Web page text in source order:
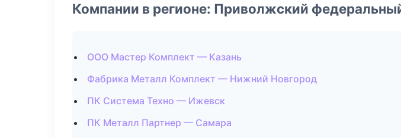
Компании в регионе: Приволжский
ООО Мастер Комплект — Казань
Фабрика Металл Комплект — Нижний Новгород
ПК Система Техно — Ижевск
ПК Металл Партнер — Самара